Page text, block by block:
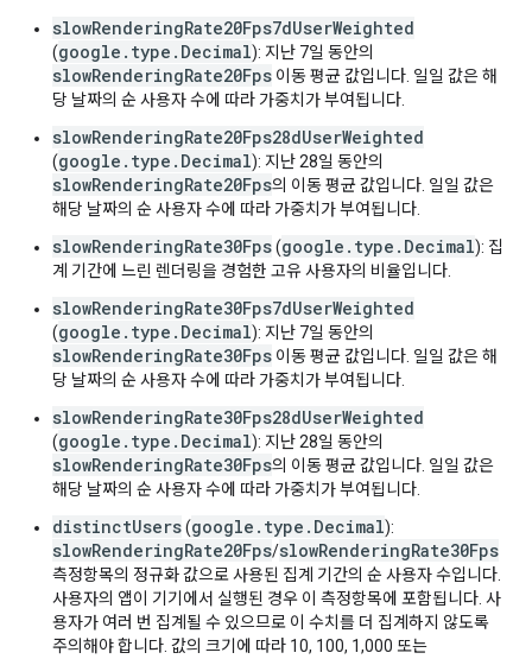
slowRenderingRate20Fps7dUserWeighted
(google.type.Decimal): 지난 7일 동안의
slowRenderingRate20Fps 이동 평균 값입니다. 일일 값은 해
당 날짜의 순 사용자 수에 따라 가중치가 부여됩니다.
slowRenderingRate20Fps28dUserWeighted
(google.type.Decimal): 지난 28일 동안의
slowRenderingRate20Fps의 이동 평균 값입니다. 일일 값은
해당 날짜의 순 사용자 수에 따라 가중치가 부여됩니다.
slowRenderingRate30Fps(google.type.Decimal): 집
계 기간에 느린 렌더링을 경험한 고유 사용자의 비율입니다.
slowRenderingRate30Fps7dUserWeighted
(google.type.Decimal): 지난 7일 동안의
slowRenderingRate30Fps 이동 평균 값입니다. 일일 값은 해
당 날짜의 순 사용자 수에 따라 가중치가 부여됩니다.
slowRenderingRate30Fps28dUserWeighted
(google.type.Decimal): 지난 28일 동안의
slowRenderingRate30Fps의 이동 평균 값입니다. 일일 값은
해당 날짜의 순 사용자 수에 따라 가중치가 부여됩니다.
distinctUsers(google.type.Decimal):
slowRenderingRate20Fps/slowRenderingRate30Fps
측정항목의 정규화 값으로 사용된 집계 기간의 순 사용자 수입니다.
사용자의 앱이 기기에서 실행된 경우 이 측정항목에 포함됩니다. 사
용자가 여러 번 집계될 수 있으므로 이 수치를 더 집계하지 않도록
주의해야 합니다. 값의 크기에 따라 10, 100, 1,000 또는